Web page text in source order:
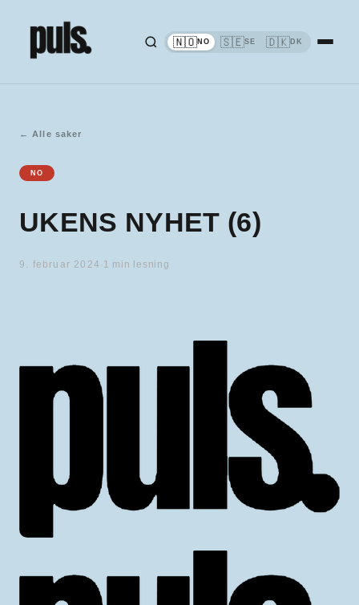
🇳🇴NO 🇸🇪SE 🇩🇰DK
← Alle saker
NO
UKENS NYHET (6)
9. februar 2024 1 min lesning